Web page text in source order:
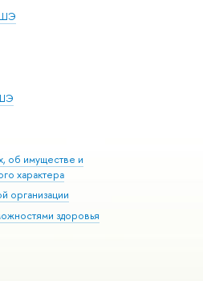
об имуществе и
характера
организации
здоровья